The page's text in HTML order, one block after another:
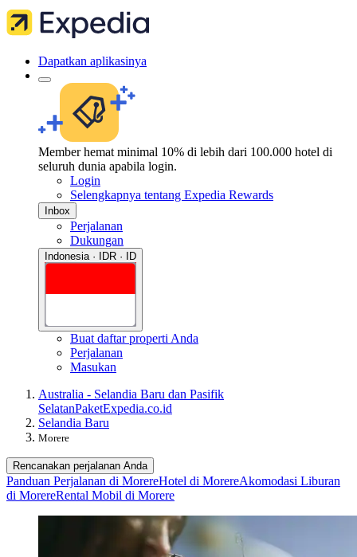
Dapatkan aplikasinya
Member hemat minimal 10% di lebih dari 100.000 hotel di
seluruh dunia apabila login.
Login
Selengkapnya tentang Expedia Rewards
Inbox
Perjalanan
Dukungan
Indonesia · IDR · ID
Buat daftar properti Anda
Perjalanan
Masukan
Australia - Selandia Baru dan Pasifik
SelatanPaketExpedia.co.id
Selandia Baru
Morere
Rencanakan perjalanan Anda
Panduan Perjalanan di MorereHotel di MorereAkomodasi Liburan
di MorereRental Mobil di Morere